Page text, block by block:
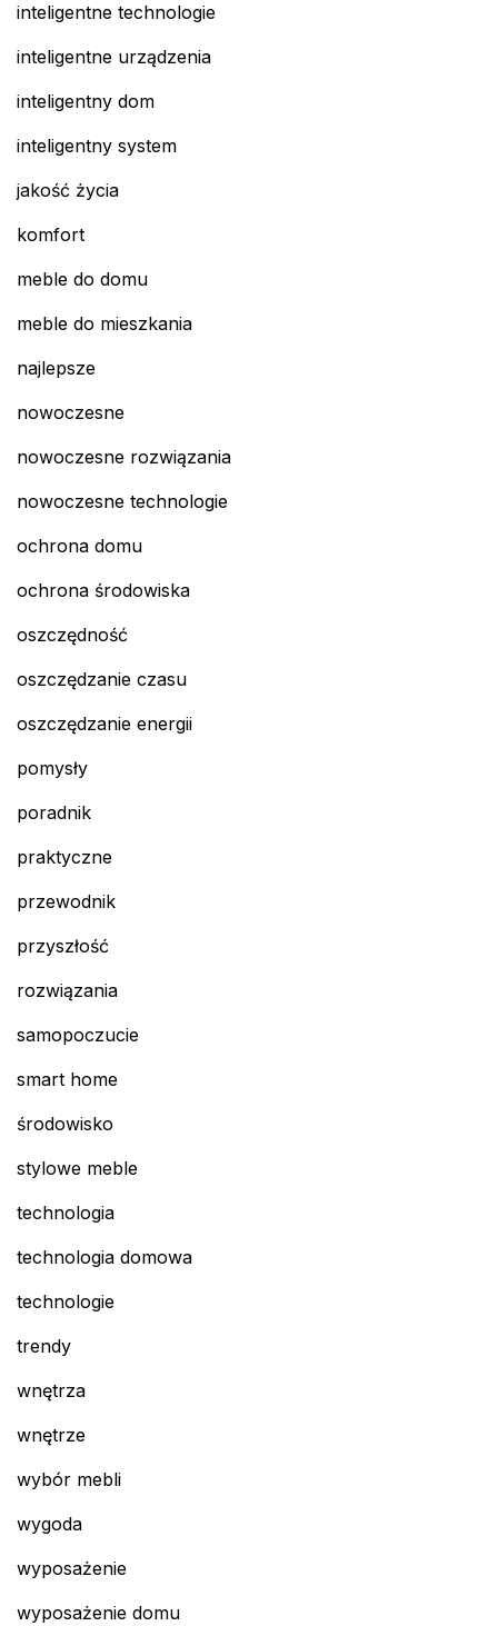
inteligentne technologie
inteligentne urządzenia
inteligentny dom
inteligentny system
jakość życia
komfort
meble do domu
meble do mieszkania
najlepsze
nowoczesne
nowoczesne rozwiązania
nowoczesne technologie
ochrona domu
ochrona środowiska
oszczędność
oszczędzanie czasu
oszczędzanie energii
pomysły
poradnik
praktyczne
przewodnik
przyszłość
rozwiązania
samopoczucie
smart home
środowisko
stylowe meble
technologia
technologia domowa
technologie
trendy
wnętrza
wnętrze
wybór mebli
wygoda
wyposażenie
wyposażenie domu